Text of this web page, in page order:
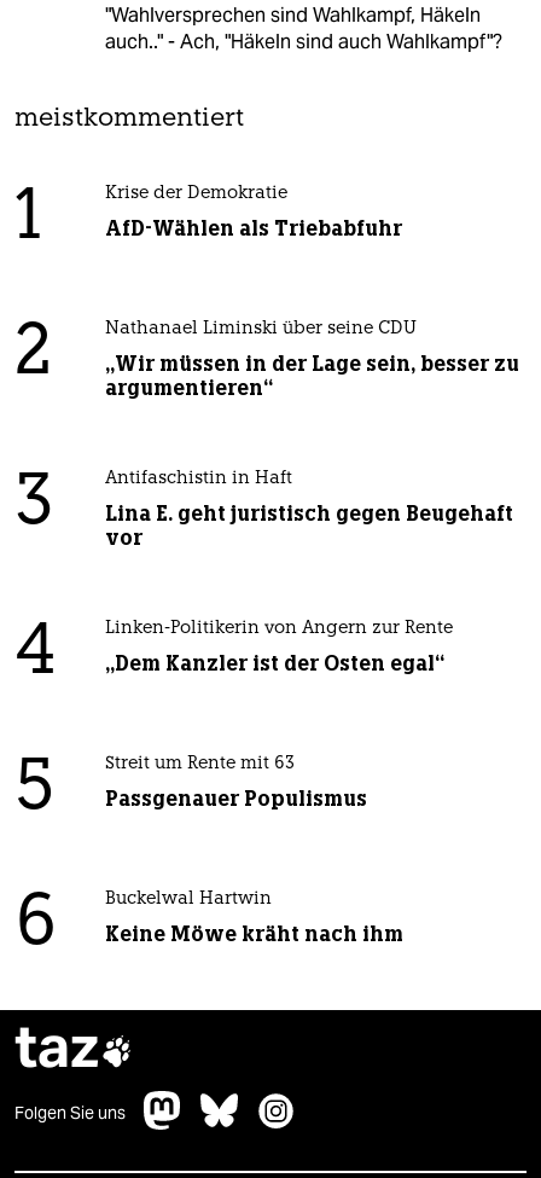
"Wahlversprechen sind Wahlkampf, Häkeln
auch.." - Ach, "Häkeln sind auch Wahlkampf"?
meistkommentiert
1 Krise der Demokratie
AfD-Wählen als Triebabfuhr
2 Nathanael Liminski über seine CDU
„Wir müssen in der Lage sein, besser zu
argumentieren“
3 Antifaschistin in Haft
Lina E. geht juristisch gegen Beugehaft
vor
4 Linken-Politikerin von Angern zur Rente
„Dem Kanzler ist der Osten egal“
5 Streit um Rente mit 63
Passgenauer Populismus
6 Buckelwal Hartwin
Keine Möwe kräht nach ihm
taz
Folgen Sie uns